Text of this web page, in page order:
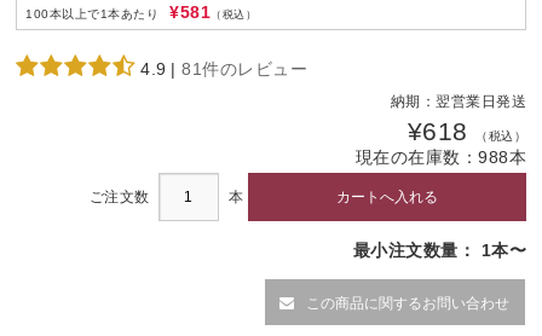
100本以上で1本あたり
¥581 （税込）
4.9 |81件のレビュー
納期：翌営業日発送
¥618 （税込）
現在の在庫数：988本
ご注文数 本
最小注文数量： 1本〜
この商品に関するお問い合わせ